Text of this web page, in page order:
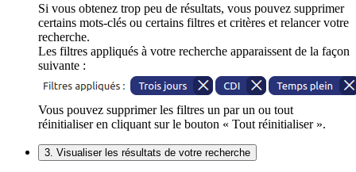
Si vous obtenez trop peu de résultats, vous pouvez supprimer
certains mots-clés ou certains filtres et critères et relancer votre
recherche.
Les filtres appliqués à votre recherche apparaissent de la façon
suivante :
Vous pouvez supprimer les filtres un par un ou tout
réinitialiser en cliquant sur le bouton « Tout réinitialiser ».
3. Visualiser les résultats de votre recherche